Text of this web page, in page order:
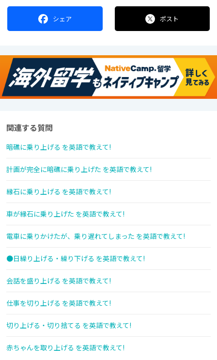
シェア ポスト
関連する質問
暗礁に乗り上げる を英語で教えて!
計画が完全に暗礁に乗り上げた を英語で教えて!
縁石に乗り上げる を英語で教えて!
車が縁石に乗り上げた を英語で教えて!
電車に乗りかけたが、乗り遅れてしまった を英語で教えて!
●日繰り上げる・繰り下げる を英語で教えて!
会話を盛り上げる を英語で教えて!
仕事を切り上げる を英語で教えて!
切り上げる・切り捨てる を英語で教えて!
赤ちゃんを取り上げる を英語で教えて!